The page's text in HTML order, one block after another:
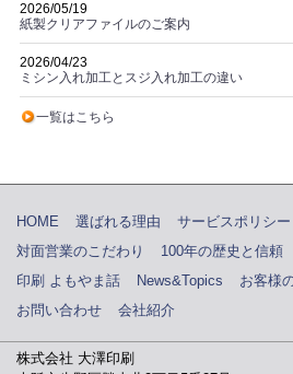
2026/05/19
紙製クリアファイルのご案内
2026/04/23
ミシン入れ加工とスジ入れ加工の違い
一覧はこちら
HOME 選ばれる理由 サービスポリシー
対面営業のこだわり
100年の歴史と信頼
印刷 よもやま話
News&Topics お客様
お問い合わせ
会社紹介
株式会社 大澤印刷